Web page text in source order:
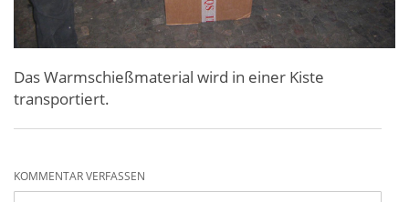
Das Warmschießmaterial wird in einer Kiste
transportiert.
KOMMENTAR VERFASSEN